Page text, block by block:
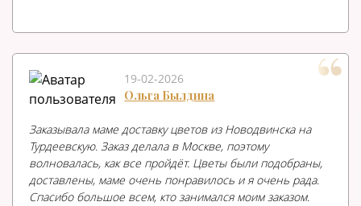
19-02-2026
Ольга Былдина
Заказывала маме доставку цветов из Новодвинска на
Турдеевскую. Заказ делала в Москве, поэтому
волновалась, как все пройдёт. Цветы были подобраны,
доставлены, маме очень понравилось и я очень рада.
Спасибо большое всем, кто занимался моим заказом.